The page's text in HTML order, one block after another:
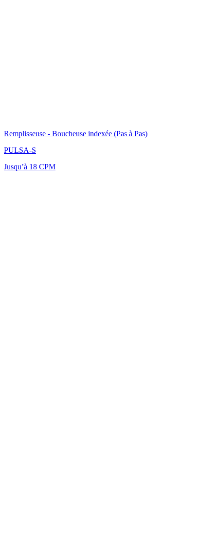
Remplisseuse - Boucheuse indexée (Pas à Pas)
PULSA-S
Jusqu’à 18 CPM